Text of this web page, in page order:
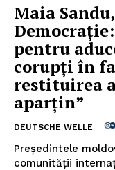
Maia
pentru
corupți în
restituirea
aparțin”
DEUTSCHE WELLE
Președintele
comunității